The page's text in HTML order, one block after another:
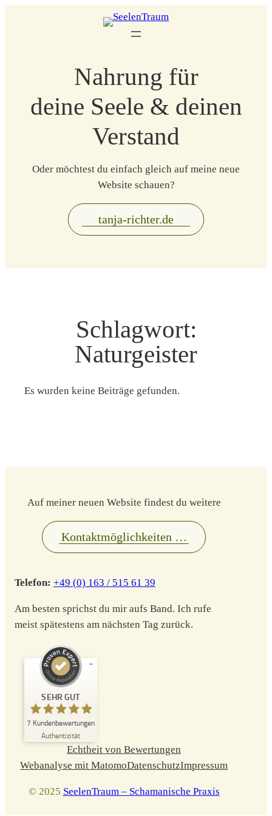
Nahrung für
deine Seele & deinen
Verstand
Oder möchtest du einfach gleich auf meine neue
Website schauen?
tanja-richter.de
Schlagwort:
Naturgeister
Es wurden keine Beiträge gefunden.
Auf meiner neuen Website findest du weitere
Kontaktmöglichkeiten …
Telefon: +49 (0) 163 / 515 61 39
Am besten sprichst du mir aufs Band. Ich rufe
meist spätestens am nächsten Tag zurück.
SEHR GUT
7 Kundenbewertungen
Authentizität
Kundenbewertungen und Erfahrungen zu
ProvenExpert.com
SEHR GUT
4,97
/
Bewertungen auf ProvenExpert.com
Echtheit von Bewertungen
Webanalyse mit MatomoDatenschutzImpressum
© 2025 SeelenTraum – Schamanische Praxis